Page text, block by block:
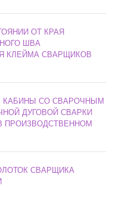
ОТ КРАЯ
ШВА
КЛЕЙМА СВАРЩИКОВ
КАБИНЫ СО СВАРОЧНЫМ
ДУГОВОЙ СВАРКИ
СВАРЩИКА